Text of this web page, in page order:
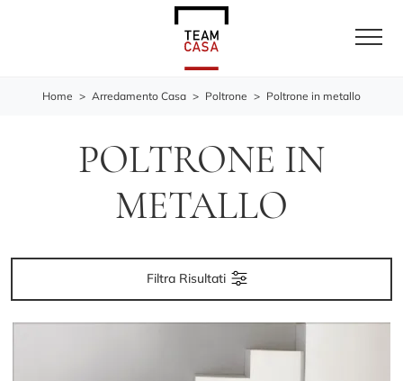
Home > Arredamento Casa > Poltrone > Poltrone in metallo
POLTRONE IN
METALLO
Filtra Risultati